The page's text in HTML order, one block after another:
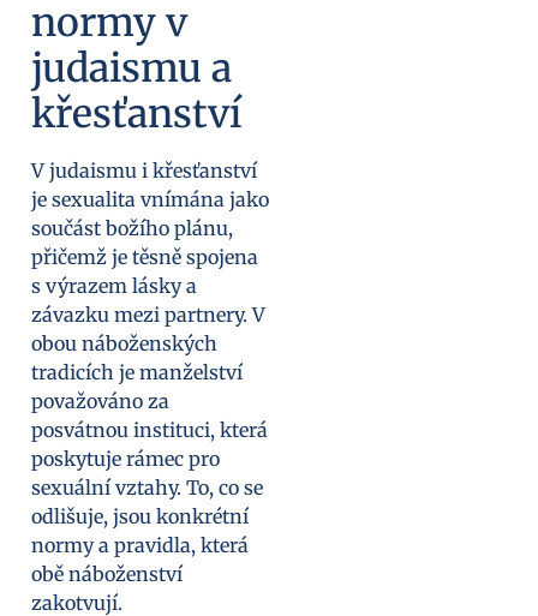
normy v
judaismu a
křesťanství
V judaismu i křesťanství
je sexualita vnímána jako
součást božího plánu,
přičemž je těsně spojena
s výrazem lásky a
závazku mezi partnery. V
obou náboženských
tradicích je manželství
považováno za
posvátnou instituci, která
poskytuje rámec pro
sexuální vztahy. To, co se
odlišuje, jsou konkrétní
normy a pravidla, která
obě náboženství
zakotvují.